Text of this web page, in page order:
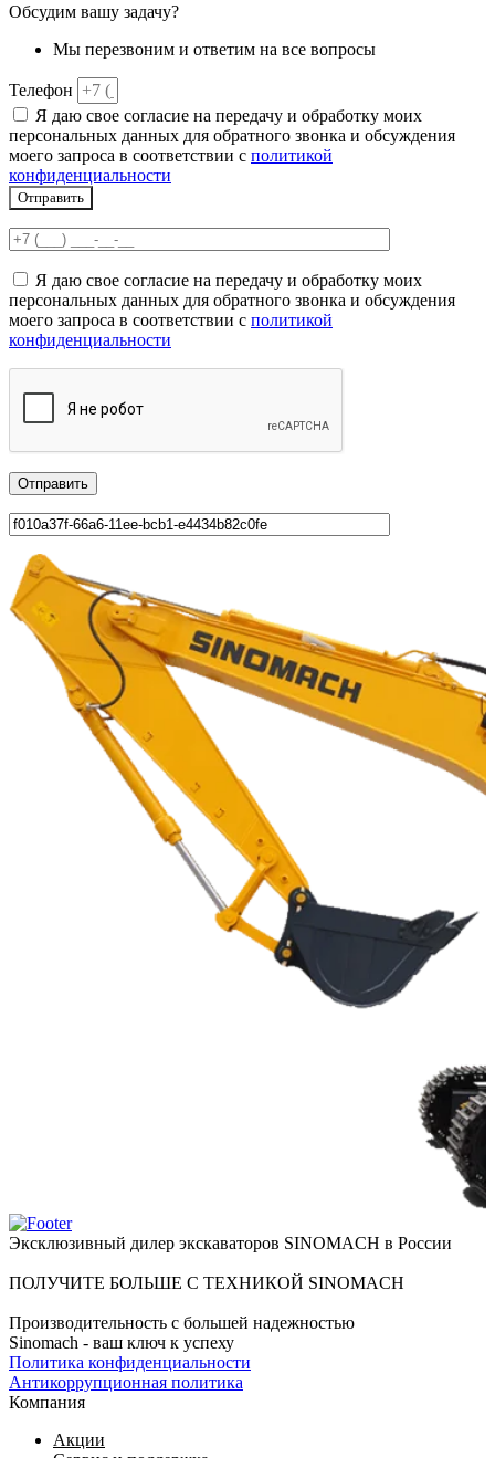
Обсудим вашу задачу?
Мы перезвоним и ответим на все вопросы
Телефон
Я даю свое согласие на передачу и обработку моих
персональных данных для обратного звонка и обсуждения
моего запроса в соответствии с политикой
конфиденциальности
Отправить
Я даю свое согласие на передачу и обработку моих
персональных данных для обратного звонка и обсуждения
моего запроса в соответствии с политикой
конфиденциальности
Эксклюзивный дилер экскаваторов SINOMACH в России
ПОЛУЧИТЕ БОЛЬШЕ С ТЕХНИКОЙ SINOMACH
Производительность с большей надежностью
Sinomach - ваш ключ к успеху
Политика конфиденциальности
Антикоррупционная политика
Компания
Акции